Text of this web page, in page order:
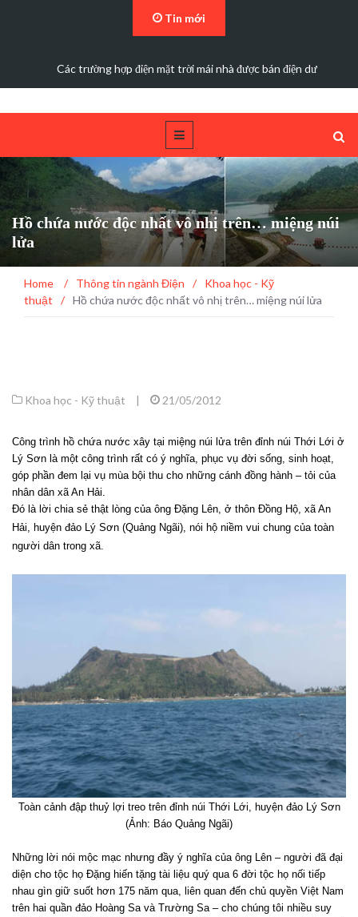
Tin mới
Các trường hợp điện mặt trời mái nhà được bán điện dư
Hồ chứa nước độc nhất vô nhị trên… miệng núi
lửa
Home / Thông tin ngành Điện /
Khoa học - Kỹ
thuật
/ Hồ chứa nước độc nhất vô nhị trên… miệng núi lửa
Khoa học - Kỹ thuật | 21/05/2012
Công trình hồ chứa nước xây tại miệng núi lửa trên đỉnh núi Thới Lới ở
Lý Sơn là một công trình rất có ý nghĩa, phục vụ đời sống, sinh hoạt,
góp phần đem lại vụ mùa bội thu cho những cánh đồng hành – tỏi của
nhân dân xã An Hải.
Đó là lời chia sẻ thật lòng của ông Đặng Lên, ở thôn Đồng Hộ, xã An
Hải, huyện đảo Lý Sơn (Quảng Ngãi), nói hộ niềm vui chung của toàn
người dân trong xã.
Toàn cảnh đập thuỷ lợi treo trên đỉnh núi Thới Lới, huyện đảo Lý Sơn
(Ảnh: Báo Quảng Ngãi)
Những lời nói mộc mạc nhưng đầy ý nghĩa của ông Lên – người đã đại
diện cho tộc họ Đặng hiến tặng tài liệu quý qua 6 đời tộc họ nối tiếp
nhau gìn giữ suốt hơn 175 năm qua, liên quan đến chủ quyền Việt Nam
trên hai quần đảo Hoàng Sa và Trường Sa – cho chúng tôi nhiều suy